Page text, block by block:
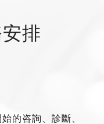
排
的咨詢、診斷、